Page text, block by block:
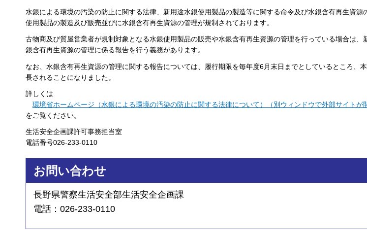
水銀による環境の汚染の防止に関する法律、新用途水銀使用製品の製造等に関する命令及び水銀含有再生資源
使用製品の製造及び販売並びに水銀含有再生資源の管理が規制されております。
古物商及び質屋営業者が規制対象となる水銀使用製品の販売や水銀含有再生資源の管理を行っている場合は
銀含有再生資源の管理に係る報告を行う義務があります。
なお、水銀含有再生資源の管理に関する報告については、履行期限を毎年度6月末日までとしているところ、
長されることになりました。
詳しくは
環境省ホームページ （水銀による環境の汚染の防止に関する法律について）（別ウィンドウで外部サイトが
をご覧ください。
生活安全企画課許可事務担当室
電話番号026-233-0110
お問い合わせ
長野県警察生活安全部生活安全企画課
電話：026-233-0110